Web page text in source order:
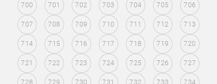
700 701 702 703 704 705 706
707 708 709 710 711 712 713
714 715 716 717 718 719 720
721 722 723 724 725 726 727
728 729 730 731 732 733 734